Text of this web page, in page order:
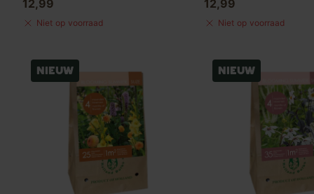
12,99
Niet op voorraad
12,99
Niet op voorraad
Nieuw Nieuw